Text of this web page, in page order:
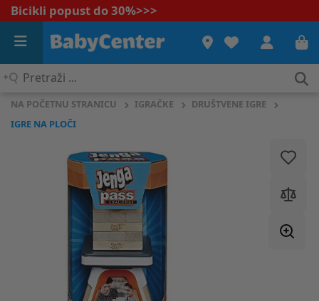
Bicikli popust do 30%>>>
Pretraži
NA POČETNU STRANICU IGRAČKE
DRUŠTVENE IGRE
IGRE NA PLOČI